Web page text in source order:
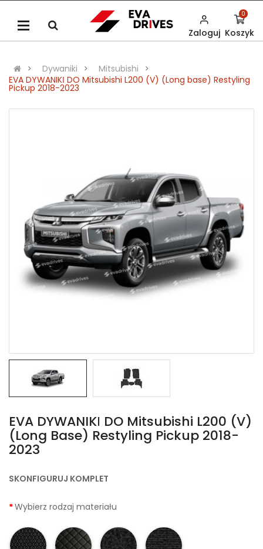
Zaloguj Koszyk
0
Dywaniki
Mitsubishi
EVA DYWANIKІ DO Mitsubishi L200 (V) (Long base) Restyling
Pickup 2018-2023
EVA DYWANIKІ DO Mitsubishi L200 (V)
(Long Base) Restyling Pickup 2018-
2023
SKONFIGURUJ KOMPLET
Wybierz rodzaj materiału